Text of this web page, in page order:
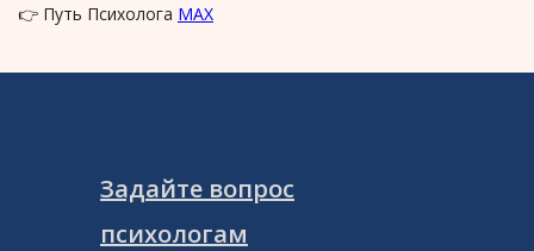
👉 Путь Психолога MAX
Задайте вопрос
психологам